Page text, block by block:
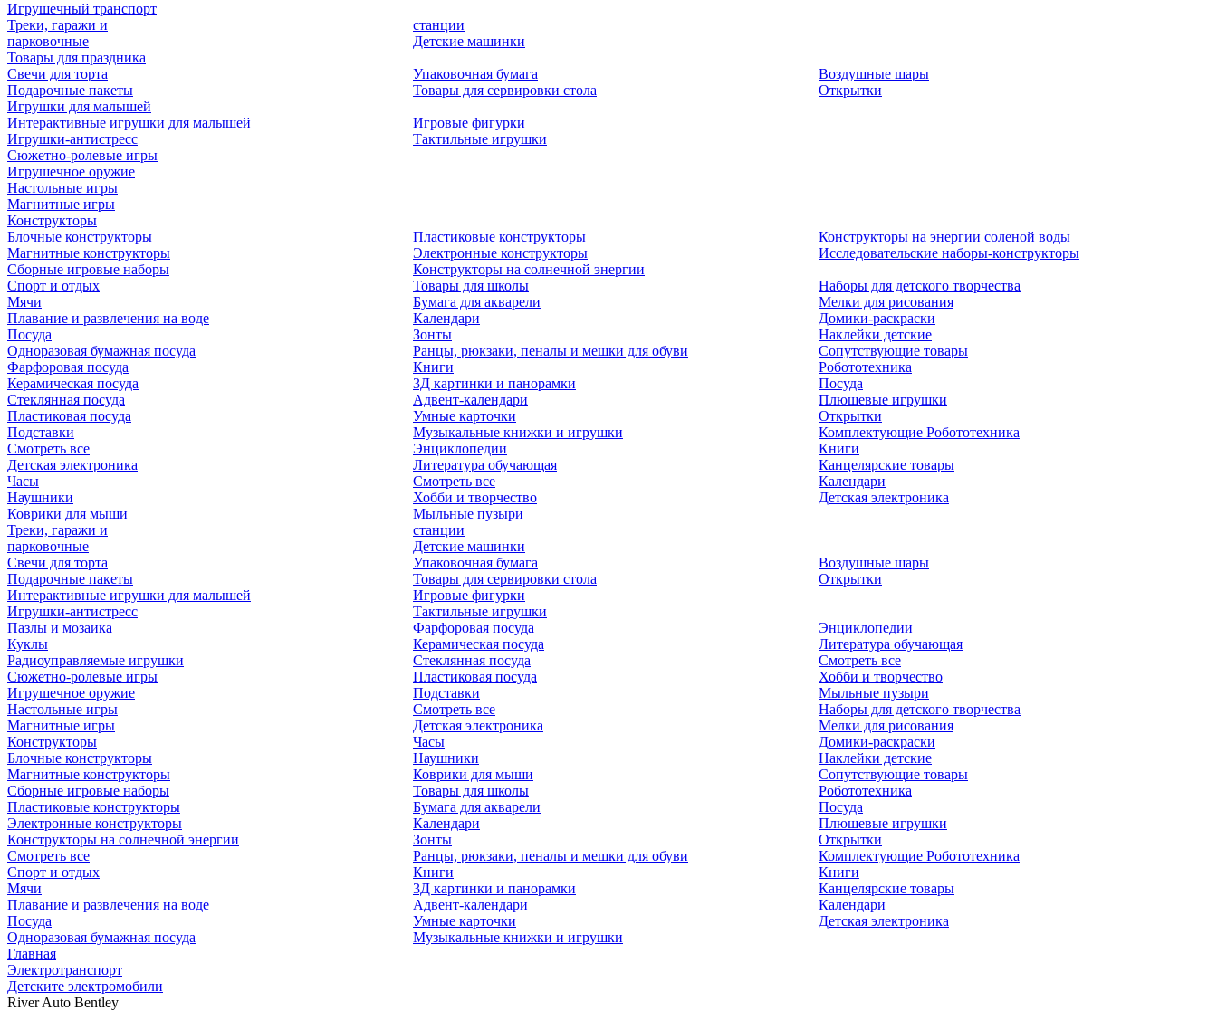
Игрушечный транспорт
Треки, гаражи и
парковочные
станции
Детские машинки
Товары для праздника
Свечи для торта
Подарочные пакеты
Упаковочная бумага
Товары для сервировки стола
Воздушные шары
Открытки
Игрушки для малышей
Интерактивные игрушки для малышей
Игрушки-антистресс
Игровые фигурки
Тактильные игрушки
Сюжетно-ролевые игры
Игрушечное оружие
Настольные игры
Магнитные игры
Конструкторы
Блочные конструкторы
Магнитные конструкторы
Сборные игровые наборы
Пластиковые конструкторы
Электронные конструкторы
Конструкторы на солнечной энергии
Конструкторы на энергии соленой воды
Исследовательские наборы-конструкторы
Спорт и отдых
Мячи
Плавание и развлечения на воде
Посуда
Одноразовая бумажная посуда
Фарфоровая посуда
Керамическая посуда
Стеклянная посуда
Пластиковая посуда
Подставки
Смотреть все
Детская электроника
Часы
Наушники
Коврики для мыши
Товары для школы
Бумага для акварели
Календари
Зонты
Ранцы, рюкзаки, пеналы и мешки для обуви
Книги
3Д картинки и панорамки
Адвент-календари
Умные карточки
Музыкальные книжки и игрушки
Энциклопедии
Литература обучающая
Смотреть все
Хобби и творчество
Мыльные пузыри
Наборы для детского творчества
Мелки для рисования
Домики-раскраски
Наклейки детские
Сопутствующие товары
Робототехника
Посуда
Плюшевые игрушки
Открытки
Комплектующие Робототехника
Книги
Канцелярские товары
Календари
Детская электроника
Треки, гаражи и
парковочные
станции
Детские машинки
Свечи для торта
Подарочные пакеты
Упаковочная бумага
Товары для сервировки стола
Воздушные шары
Открытки
Интерактивные игрушки для малышей
Игрушки-антистресс
Игровые фигурки
Тактильные игрушки
Пазлы и мозаика
Куклы
Радиоуправляемые игрушки
Сюжетно-ролевые игры
Игрушечное оружие
Настольные игры
Магнитные игры
Конструкторы
Блочные конструкторы
Магнитные конструкторы
Сборные игровые наборы
Пластиковые конструкторы
Электронные конструкторы
Конструкторы на солнечной энергии
Смотреть все
Спорт и отдых
Мячи
Плавание и развлечения на воде
Посуда
Одноразовая бумажная посуда
Фарфоровая посуда
Керамическая посуда
Стеклянная посуда
Пластиковая посуда
Подставки
Смотреть все
Детская электроника
Часы
Наушники
Коврики для мыши
Товары для школы
Бумага для акварели
Календари
Зонты
Ранцы, рюкзаки, пеналы и мешки для обуви
Книги
3Д картинки и панорамки
Адвент-календари
Умные карточки
Музыкальные книжки и игрушки
Энциклопедии
Литература обучающая
Смотреть все
Хобби и творчество
Мыльные пузыри
Наборы для детского творчества
Мелки для рисования
Домики-раскраски
Наклейки детские
Сопутствующие товары
Робототехника
Посуда
Плюшевые игрушки
Открытки
Комплектующие Робототехника
Книги
Канцелярские товары
Календари
Детская электроника
Главная
Электротранспорт
Детските электромобили
River Auto Bentley